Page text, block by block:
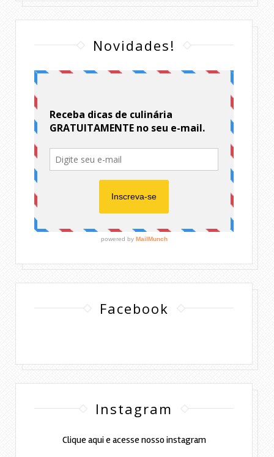
Novidades!
Facebook
Instagram
Clique aqui e acesse nosso instagram